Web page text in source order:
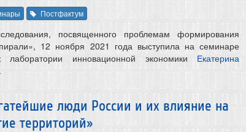
Постфактум
посвященного проблемам формирования
12 ноября 2021 года выступила на семинаре
лаборатории инновационной экономики Екатерина
.
люди России и их влияние на
территорий»